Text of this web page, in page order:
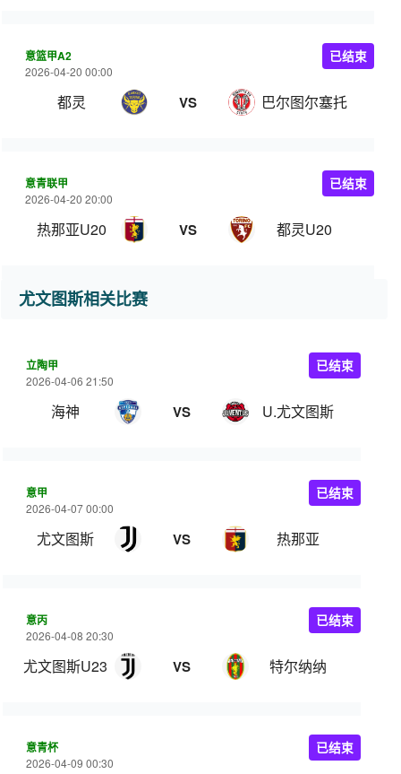
意篮甲A2
2026-04-20 00:00
都灵 VS 巴尔图尔塞托
已结束
意青联甲
2026-04-20 20:00
热那亚U20 VS 都灵U20
已结束
尤文图斯相关比赛
立陶甲
2026-04-06 21:50
海神 VS U.尤文图斯
已结束
意甲
2026-04-07 00:00
尤文图斯 VS 热那亚
已结束
意丙
2026-04-08 20:30
尤文图斯U23 VS 特尔纳纳
已结束
意青杯
2026-04-09 00:30
已结束